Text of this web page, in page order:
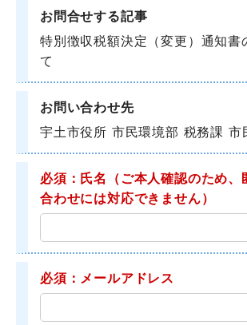
お問合せする記事
特別徴収税額決定（変更）通知書
て
お問い合わせ先
宇土市役所 市民環境部 税務課 市
必須：氏名
（ご本人確認のため
合わせには対応できません）
必須：メールアドレス